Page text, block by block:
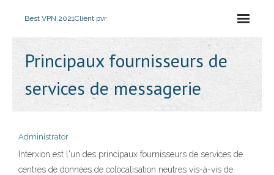
Best VPN 2021Client pvr
Principaux fournisseurs de
services de messagerie
Administrator
Interxion est l'un des principaux fournisseurs de services de
centres de données de colocalisation neutres vis-à-vis de